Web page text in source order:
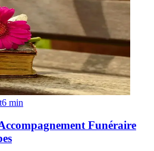
6 min
Funéraire